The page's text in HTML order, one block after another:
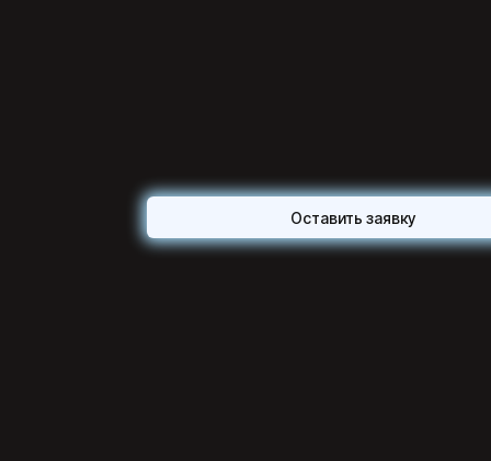
Оставить заявку